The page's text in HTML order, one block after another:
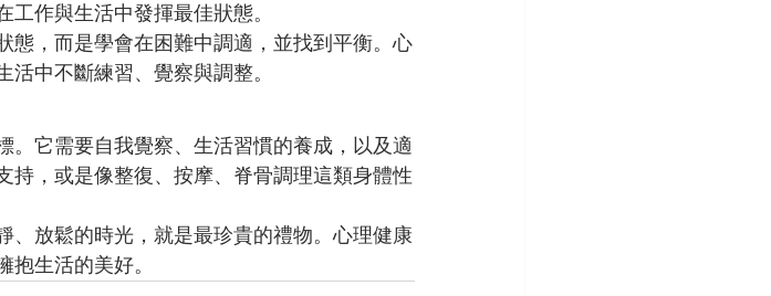
作與生活中發揮最佳狀態。
態，而是學會在困難中調適，並找到平衡。心
中不斷練習、覺察與調整。
它需要自我覺察、生活習慣的養成，以及適
持，或是像整復、按摩、脊骨調理這類身體性
、放鬆的時光，就是最珍貴的禮物。心理健康
生活的美好。